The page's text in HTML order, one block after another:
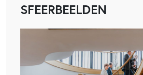
SFEERBEELDEN